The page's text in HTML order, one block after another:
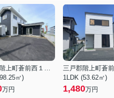
三戸郡階上町蒼前西１丁目
㎡)
万円
1LDK (53.62㎡)
1,480万円